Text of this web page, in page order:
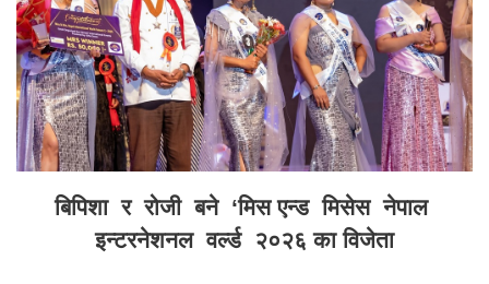
बिपिशा र रोजी बने ‘मिस एन्ड मिसेस नेपाल
इन्टरनेशनल वर्ल्ड २०२६ का विजेता